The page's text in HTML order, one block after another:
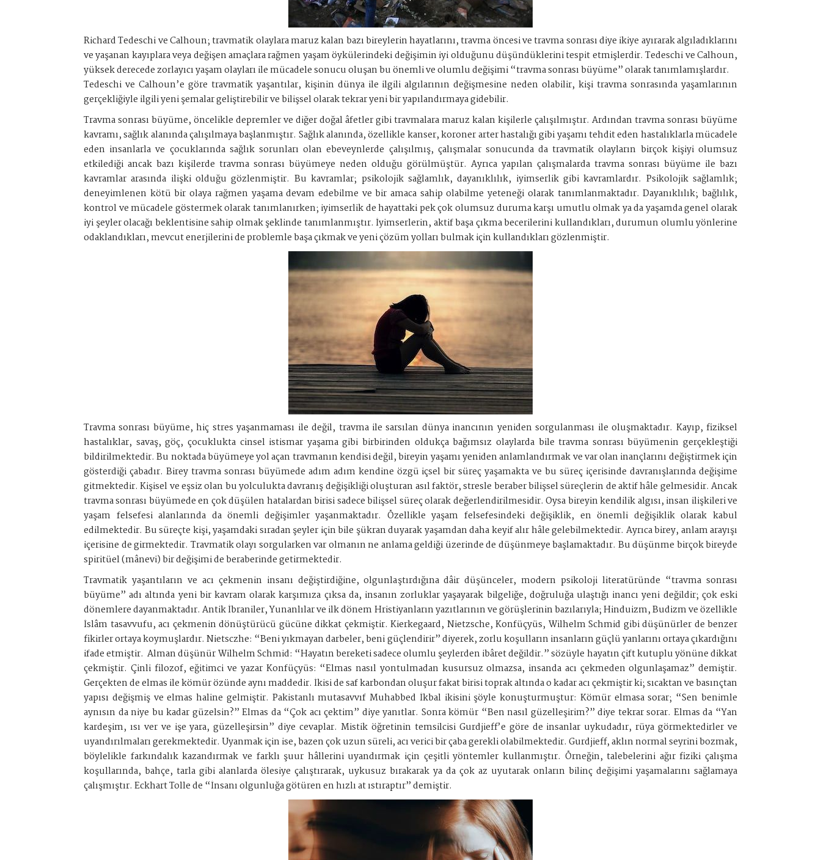
Richard Tedeschi ve Calhoun; travmatik olaylara maruz kalan bazı bireylerin hayatlarını, travma öncesi ve travma sonrası diye ikiye ayırarak algıladıklarını
ve yaşanan kayıplara veya değişen amaçlara rağmen yaşam öykülerindeki değişimin iyi olduğunu düşündüklerini tespit etmişlerdir. Tedeschi ve Calhoun,
yüksek derecede zorlayıcı yaşam olayları ile mücadele sonucu oluşan bu önemli ve olumlu değişimi “travma sonrası büyüme” olarak tanımlamışlardır.
Tedeschi ve Calhoun’e göre travmatik yaşantılar, kişinin dünya ile ilgili algılarının değişmesine neden olabilir, kişi travma sonrasında yaşamlarının
gerçekliğiyle ilgili yeni şemalar geliştirebilir ve bilişsel olarak tekrar yeni bir yapılandırmaya gidebilir.
Travma sonrası büyüme, öncelikle depremler ve diğer doğal âfetler gibi travmalara maruz kalan kişilerle çalışılmıştır. Ardından travma sonrası büyüme
kavramı, sağlık alanında çalışılmaya başlanmıştır. Sağlık alanında, özellikle kanser, koroner arter hastalığı gibi yaşamı tehdit eden hastalıklarla mücadele
eden insanlarla ve çocuklarında sağlık sorunları olan ebeveynlerde çalışılmış, çalışmalar sonucunda da travmatik olayların birçok kişiyi olumsuz
etkilediği ancak bazı kişilerde travma sonrası büyümeye neden olduğu görülmüştür. Ayrıca yapılan çalışmalarda travma sonrası büyüme ile bazı
kavramlar arasında ilişki olduğu gözlenmiştir. Bu kavramlar; psikolojik sağlamlık, dayanıklılık, iyimserlik gibi kavramlardır. Psikolojik sağlamlık;
deneyimlenen kötü bir olaya rağmen yaşama devam edebilme ve bir amaca sahip olabilme yeteneği olarak tanımlanmaktadır. Dayanıklılık; bağlılık,
kontrol ve mücadele göstermek olarak tanımlanırken; iyimserlik de hayattaki pek çok olumsuz duruma karşı umutlu olmak ya da yaşamda genel olarak
iyi şeyler olacağı beklentisine sahip olmak şeklinde tanımlanmıştır. İyimserlerin, aktif başa çıkma becerilerini kullandıkları, durumun olumlu yönlerine
odaklandıkları, mevcut enerjilerini de problemle başa çıkmak ve yeni çözüm yolları bulmak için kullandıkları gözlenmiştir.
Travma sonrası büyüme, hiç stres yaşanmaması ile değil, travma ile sarsılan dünya inancının yeniden sorgulanması ile oluşmaktadır. Kayıp, fiziksel
hastalıklar, savaş, göç, çocuklukta cinsel istismar yaşama gibi birbirinden oldukça bağımsız olaylarda bile travma sonrası büyümenin gerçekleştiği
bildirilmektedir. Bu noktada büyümeye yol açan travmanın kendisi değil, bireyin yaşamı yeniden anlamlandırmak ve var olan inançlarını değiştirmek için
gösterdiği çabadır. Birey travma sonrası büyümede adım adım kendine özgü içsel bir süreç yaşamakta ve bu süreç içerisinde davranışlarında değişime
gitmektedir. Kişisel ve eşsiz olan bu yolculukta davranış değişikliği oluşturan asıl faktör, stresle beraber bilişsel süreçlerin de aktif hâle gelmesidir. Ancak
travma sonrası büyümede en çok düşülen hatalardan birisi sadece bilişsel süreç olarak değerlendirilmesidir. Oysa bireyin kendilik algısı, insan ilişkileri ve
yaşam felsefesi alanlarında da önemli değişimler yaşanmaktadır. Özellikle yaşam felsefesindeki değişiklik, en önemli değişiklik olarak kabul
edilmektedir. Bu süreçte kişi, yaşamdaki sıradan şeyler için bile şükran duyarak yaşamdan daha keyif alır hâle gelebilmektedir. Ayrıca birey, anlam arayışı
içerisine de girmektedir. Travmatik olayı sorgularken var olmanın ne anlama geldiği üzerinde de düşünmeye başlamaktadır. Bu düşünme birçok bireyde
spiritüel (mânevi) bir değişimi de beraberinde getirmektedir.
Travmatik yaşantıların ve acı çekmenin insanı değiştirdiğine, olgunlaştırdığına dâir düşünceler, modern psikoloji literatüründe “travma sonrası
büyüme” adı altında yeni bir kavram olarak karşımıza çıksa da, insanın zorluklar yaşayarak bilgeliğe, doğruluğa ulaştığı inancı yeni değildir; çok eski
dönemlere dayanmaktadır. Antik İbraniler, Yunanlılar ve ilk dönem Hristiyanların yazıtlarının ve görüşlerinin bazılarıyla; Hinduizm, Budizm ve özellikle
İslâm tasavvufu, acı çekmenin dönüştürücü gücüne dikkat çekmiştir. Kierkegaard, Nietzsche, Konfüçyüs, Wilhelm Schmid gibi düşünürler de benzer
fikirler ortaya koymuşlardır. Nietsczhe: “Beni yıkmayan darbeler, beni güçlendirir” diyerek, zorlu koşulların insanların güçlü yanlarını ortaya çıkardığını
ifade etmiştir. Alman düşünür Wilhelm Schmid: “Hayatın bereketi sadece olumlu şeylerden ibâret değildir.” sözüyle hayatın çift kutuplu yönüne dikkat
çekmiştir. Çinli filozof, eğitimci ve yazar Konfüçyüs: “Elmas nasıl yontulmadan kusursuz olmazsa, insanda acı çekmeden olgunlaşamaz” demiştir.
Gerçekten de elmas ile kömür özünde aynı maddedir. İkisi de saf karbondan oluşur fakat birisi toprak altında o kadar acı çekmiştir ki; sıcaktan ve basınçtan
yapısı değişmiş ve elmas haline gelmiştir. Pakistanlı mutasavvıf Muhabbed İkbal ikisini şöyle konuşturmuştur: Kömür elmasa sorar; “Sen benimle
aynısın da niye bu kadar güzelsin?” Elmas da “Çok acı çektim” diye yanıtlar. Sonra kömür “Ben nasıl güzelleşirim?” diye tekrar sorar. Elmas da “Yan
kardeşim, ısı ver ve işe yara, güzelleşirsin” diye cevaplar. Mistik öğretinin temsilcisi Gurdjieff’e göre de insanlar uykudadır, rüya görmektedirler ve
uyandırılmaları gerekmektedir. Uyanmak için ise, bazen çok uzun süreli, acı verici bir çaba gerekli olabilmektedir. Gurdjieff, aklın normal seyrini bozmak,
böylelikle farkındalık kazandırmak ve farklı şuur hâllerini uyandırmak için çeşitli yöntemler kullanmıştır. Örneğin, talebelerini ağır fiziki çalışma
koşullarında, bahçe, tarla gibi alanlarda ölesiye çalıştırarak, uykusuz bırakarak ya da çok az uyutarak onların bilinç değişimi yaşamalarını sağlamaya
çalışmıştır. Eckhart Tolle de “İnsanı olgunluğa götüren en hızlı at ıstıraptır” demiştir.